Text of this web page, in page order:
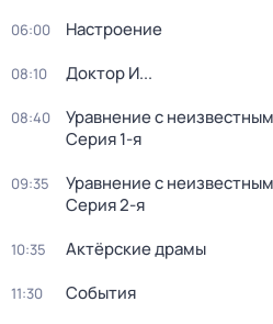
06:00 Настроение
08:10 Доктор И...
08:40 Уравнение с
Серия 1-я
09:35 Уравнение с
Серия 2-я
10:35 Актёрские драмы
11:30 События